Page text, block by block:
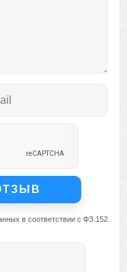
в соответствии с ФЗ 152